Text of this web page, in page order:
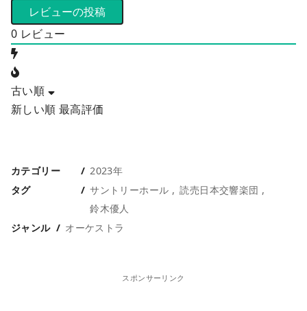
0 レビュー
古い順
新しい順 最高評価
カテゴリー
2023年
タグ
サントリーホール
読売日本交響楽団
鈴木優人
ジャンル
オーケストラ
スポンサーリンク